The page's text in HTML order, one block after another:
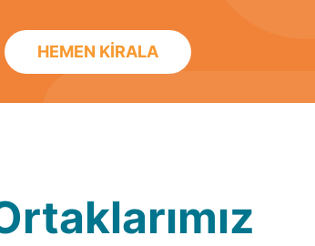
HEMEN KİRALA